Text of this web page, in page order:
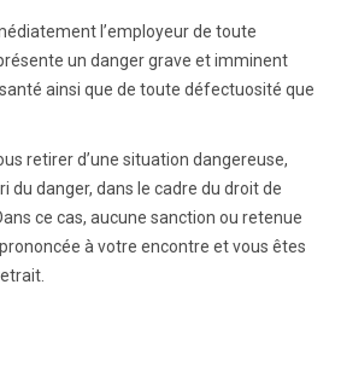
l’employeur de toute
un danger grave et imminent
ainsi que de toute défectuosité que
retirer d’une situation dangereuse,
du danger, dans le cadre du droit de
ce cas, aucune sanction ou retenue
à votre encontre et vous êtes